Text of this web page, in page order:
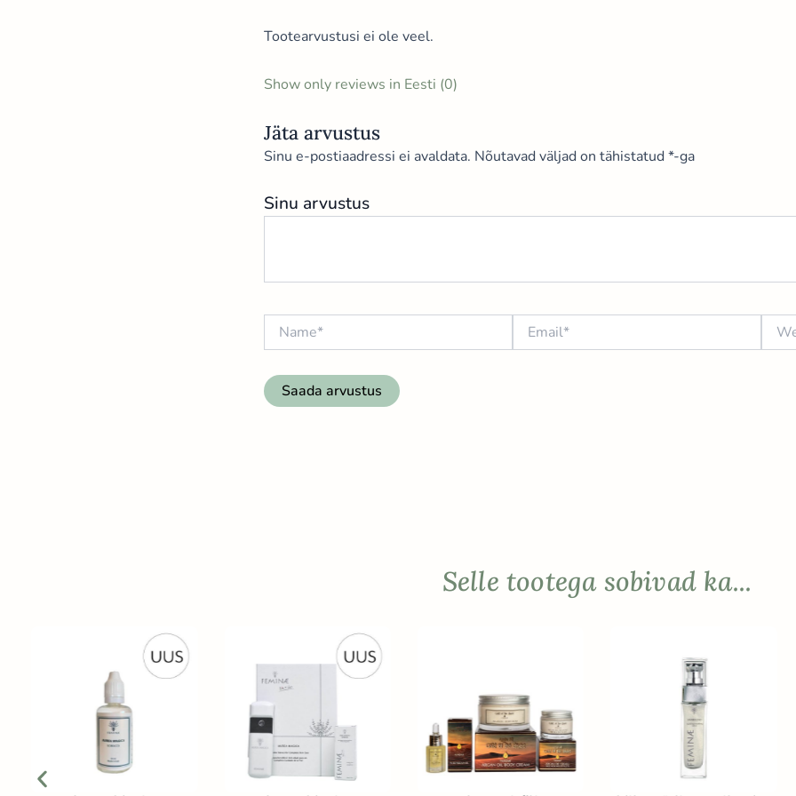
Tootearvustusi ei ole veel.
Show only reviews in Eesti (0)
Jäta arvustus
Sinu e-postiaadressi ei avaldata. Nõutavad väljad on tähistatud*-ga
Sinu arvustus
Selle tootega sobivad ka...